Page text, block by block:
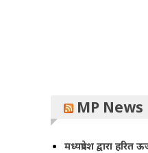
MP News
मध्यप्रदेश द्वारा